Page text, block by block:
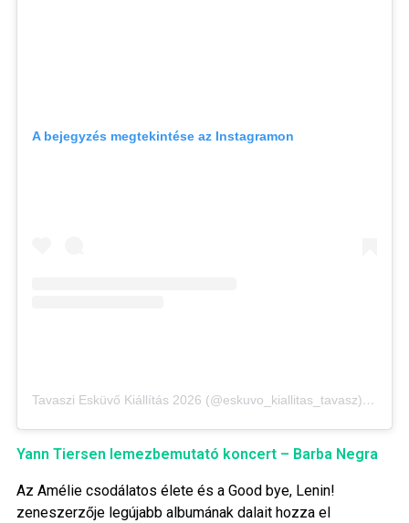
A bejegyzés megtekintése az Instagramon
Tavaszi Esküvő Kiállítás 2026 (@eskuvo_kiallitas_tavasz) által megosztott bejegyzés
Yann Tiersen lemezbemutató koncert – Barba Negra
Az Amélie csodálatos élete és a Good bye, Lenin!
zeneszerzője legújabb albumának dalait hozza el